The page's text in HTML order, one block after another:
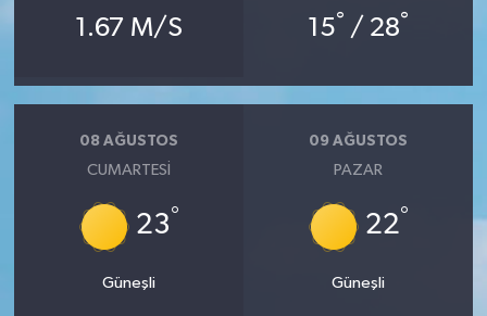
1.67 M/S 15° / 28°
08 AĞUSTOS
CUMARTESI
23°
Güneşli
09 AĞUSTOS
PAZAR
22°
Güneşli
Çanakkale Müftülüğü
Çankırı Müftülüğü
Çorum Müftülüğü
Podcast
Bilim, Teknoloji
Biyografiler